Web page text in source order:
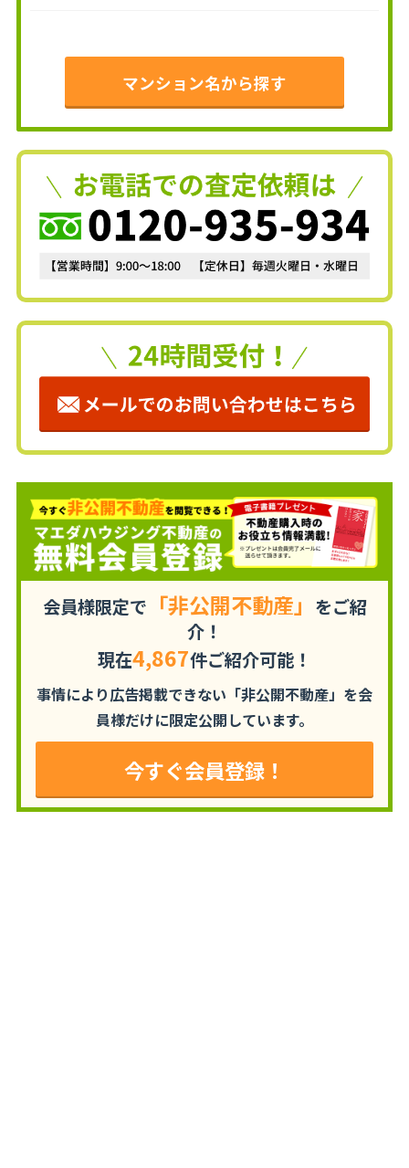
マンション名から探す
会員様限定で 「非公開不動産」 をご紹
介！
現在4,867件ご紹介可能！
事情により広告掲載できない「非公開不動産」を会
員様だけに限定公開しています。
今すぐ会員登録！